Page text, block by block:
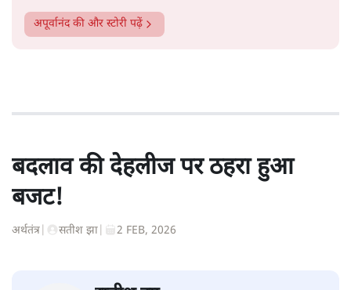
अपूर्वानंदकी और स्टोरी पढ़ें
बदलाव की देहलीज पर ठहरा हुआ
बजट!
अर्थतंत्र सतीश झा 2 FEB, 2026